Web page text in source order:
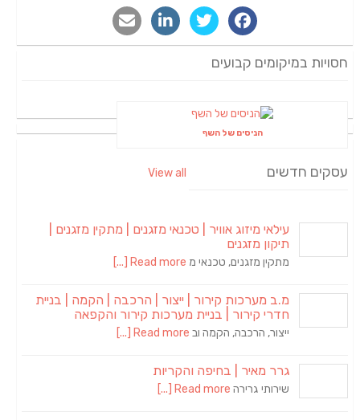
חסויות במיקומים קבועים
הניסים של השף
עסקים חדשים View all
עילאי מיזוג אוויר | טכנאי מזגנים | מתקין מזגנים |
תיקון מזגנים
מתקין מזגנים, טכנאי מ Read more [...]
מ.ב מערכות קירור | ייצור | הרכבה | הקמה | בניית
חדרי קירור | בניית מערכות קירור והקפאה
ייצור, הרכבה, הקמה וב Read more [...]
גרר מאיר | בחיפה והקריות
שירותי גרירה Read more [...]